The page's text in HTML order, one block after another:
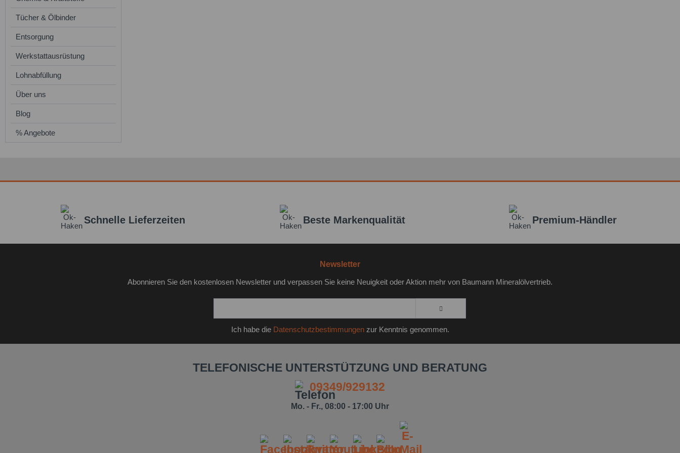
Tücher & Ölbinder
Entsorgung
Werkstattausrüstung
Lohnabfüllung
Über uns
Blog
% Angebote
Schnelle Lieferzeiten Beste Markenqualität Premium-Händler
Newsletter
Abonnieren Sie den kostenlosen Newsletter und verpassen Sie keine Neuigkeit oder Aktion mehr von Baumann Mineralölvertrieb.
Ich habe die Datenschutzbestimmungenzur Kenntnis genommen.
TELEFONISCHE UNTERSTÜTZUNG UND BERATUNG
09349/929132
Mo. - Fr., 08:00 - 17:00 Uhr